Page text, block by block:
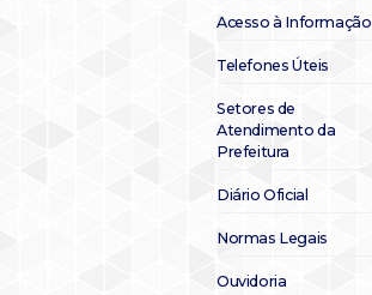
Acesso à Informação
Telefones Úteis
Setores de
Atendimento da
Prefeitura
Diário Oficial
Normas Legais
Ouvidoria